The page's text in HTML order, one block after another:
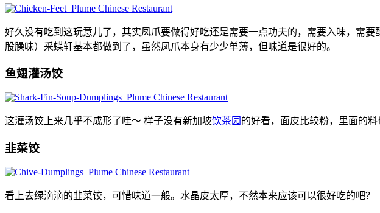
好久没有吃到这玩意儿了，其实凤爪要做得好吃还是需要一点功夫的，需要入味，需
股臊味）采蝶轩基本都做到了，虽然凤爪本身有少少单薄，但味道是很好的。
鱼翅灌汤饺
这灌汤饺上来几乎不成形了哇～ 样子没有新加坡饮茶园 的好看，面皮比较粉，里面的
韭菜饺
看上去绿滴滴的韭菜饺，可惜味道一般。水晶皮太厚，不然本来应该可以很好吃的吧？